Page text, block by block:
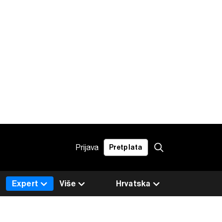
Prijava Pretplata
Hrvatska
Expert Više